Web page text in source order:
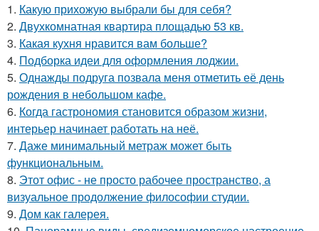
1. Какую прихожую выбрали бы для себя?
2. Двухкомнатная квартира площадью 53 кв.
3. Какая кухня нравится вам больше?
4. Подборка идеи для оформления лоджии.
5. Однажды подруга позвала меня отметить её день
рождения в небольшом кафе.
6. Когда гастрономия становится образом жизни,
интерьер начинает работать на неё.
7. Даже минимальный метраж может быть
функциональным.
8. Этот офис - не просто рабочее пространство, а
визуальное продолжение философии студии.
9. Дом как галерея.